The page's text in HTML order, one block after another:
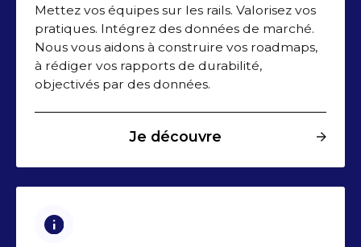
Mettez vos équipes sur les rails. Valorisez vos
pratiques. Intégrez des données de marché.
Nous vous aidons à construire vos roadmaps,
à rédiger vos rapports de durabilité,
objectivés par des données.
Je découvre